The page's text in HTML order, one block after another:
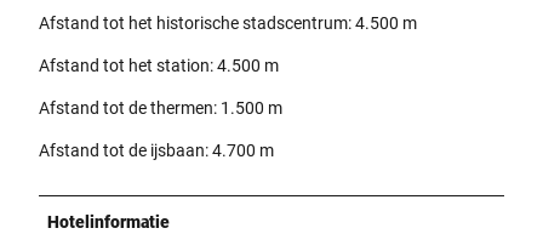
Afstand tot het historische stadscentrum: 4.500 m
Afstand tot het station: 4.500 m
Afstand tot de thermen: 1.500 m
Afstand tot de ijsbaan: 4.700 m
Hotelinformatie